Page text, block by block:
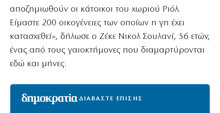
αποζημιωθούν οι κάτοικοι του χωριού Ριόλ.
Είμαστε 200 οικογένειες των οποίων η γη έχει
κατασχεθεί», δήλωσε ο Ζέκε Νικολ Σουλανί, 56 ετών,
ένας από τους γαιοκτήμονες που διαμαρτύρονται
εδώ και μήνες.
ΔΙΑΒΑΣΤΕ ΕΠΙΣΗΣ